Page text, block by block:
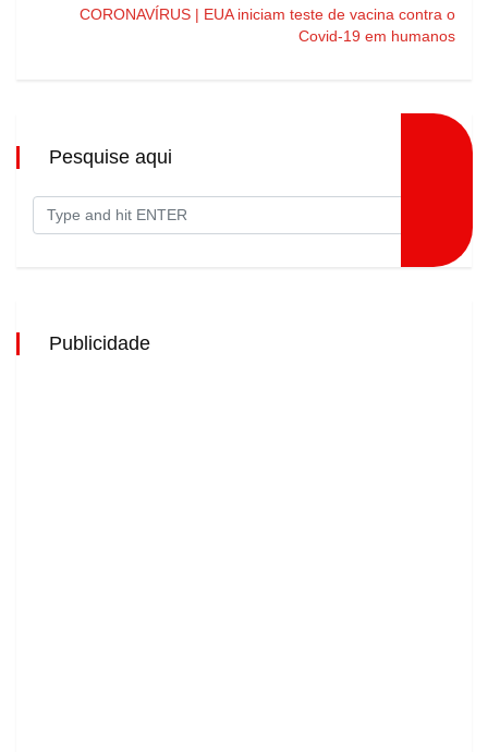
CORONAVÍRUS | EUA iniciam teste de vacina contra o
Covid-19 em humanos
Pesquise aqui
Publicidade